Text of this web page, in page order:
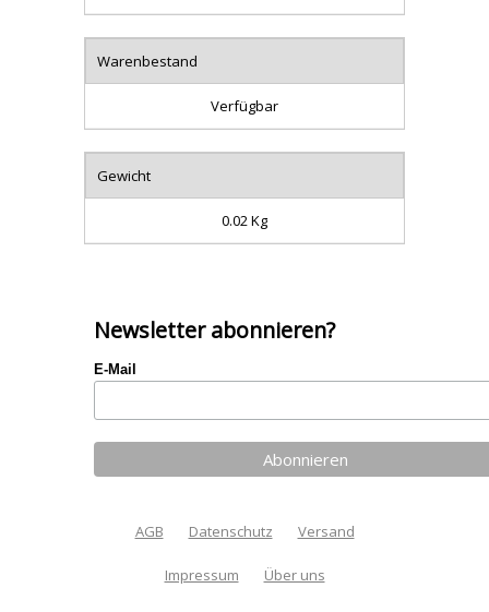
Warenbestand
Verfügbar
Gewicht
0.02 Kg
Newsletter abonnieren?
E-Mail
AGB Datenschutz Versand
Impressum Über uns